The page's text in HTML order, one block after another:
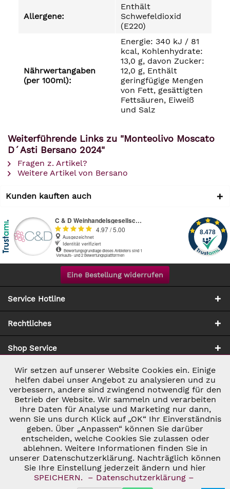
Allergene:
Enthält
Schwefeldioxid
(E220)
Nährwertangaben
(per 100ml):
Energie: 340 kJ / 81
kcal, Kohlenhydrate:
13,0 g, davon Zucker:
12,0 g, Enthält
geringfügige Mengen
von Fett, gesättigten
Fettsäuren, Eiweiß
und Salz
Weiterführende Links zu "Monteolivo Moscato
D´Asti Bersano 2024"
Fragen z. Artikel?
Weitere Artikel von Bersano
Kunden kauften auch
Eine Bestellung widerrufen
Service Hotline
Rechtliches
Shop Service
Zahlung & Versand
* ALLE PREISE INKL. GESETZL. UMSATZSTEUER ZZGL.
VERSANDKOSTEN UND GGF. NACHNAHMEGEBÜHREN, WENN NICHT
ANDERS BESCHRIEBEN
© 2026 C&D WEINHANDEL - ALL RIGHTS RESERVED. THEME BY
THEMEWARE®
Notwendig Aktiv
Marketing Inaktiv
Tracking Inaktiv
Personalisierung Inaktiv
Wir setzen auf unserer Website Cookies ein. Einige
helfen dabei unser Angebot zu analysieren und zu
verbessern, andere sind zwingend notwendig für den
Betrieb der Website. Wir sammeln und verarbeiten
Ihre Daten für Analyse und Marketing nur dann,
wenn Sie uns durch Klick auf „OK“ Ihr Einverständnis
geben. Über „Anpassen“ können Sie darüber
entscheiden, welche Cookies Sie zulassen oder
ablehnen. Weitere Informationen finden Sie in
unserer Datenschutzerklärung. Nachträglich können
Sie Ihre Einstellung jederzeit ändern und hier
SPEICHERN.
– Datenschutzerklärung –